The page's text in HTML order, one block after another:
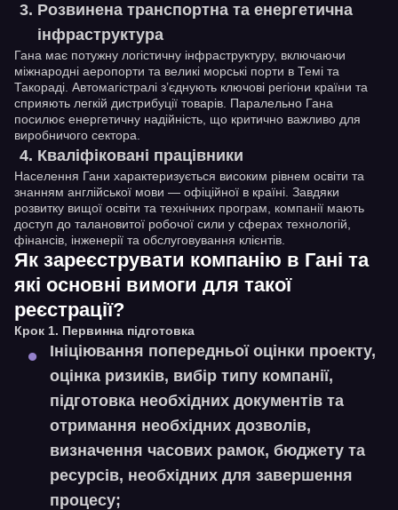
Розвинена транспортна та енергетична
інфраструктура
Гана має потужну логістичну інфраструктуру, включаючи
міжнародні аеропорти та великі морські порти в Темі та
Такораді. Автомагістралі з’єднують ключові регіони країни та
сприяють легкій дистрибуції товарів. Паралельно Гана
посилює енергетичну надійність, що критично важливо для
виробничого сектора.
Кваліфіковані працівники
Населення Гани характеризується високим рівнем освіти та
знанням англійської мови — офіційної в країні. Завдяки
розвитку вищої освіти та технічних програм, компанії мають
доступ до талановитої робочої сили у сферах технологій,
фінансів, інженерії та обслуговування клієнтів.
Як зареєструвати компанію в Гані та
які основні вимоги для такої
реєстрації?
Крок 1. Первинна підготовка
Ініціювання попередньої оцінки проекту,
оцінка ризиків, вибір типу компанії,
підготовка необхідних документів та
отримання необхідних дозволів,
визначення часових рамок, бюджету та
ресурсів, необхідних для завершення
процесу;